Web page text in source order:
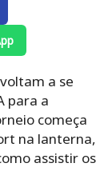
a se
para a
começa
na lanterna,
assistir os